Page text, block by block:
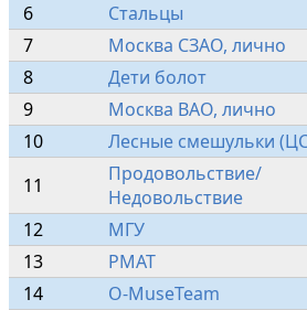
6
Стальцы
7
Москва СЗАО, лично
8
Дети болот
9
Москва ВАО, лично
10
Лесные смешульки
11
Продовольствие/
Недовольствие
12
МГУ
13
РМАТ
14
O-MuseTeam